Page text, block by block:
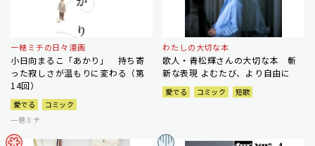
一穂ミチの日々漫画
小日向まるこ「あかり」 持ち寄
った寂しさが温もりに変わる（第
14回）
愛でる
コミック
一穂ミチ
わたしの大切な本
歌人・青松輝さんの大切な本 斬
新な表現 よむたび、より自由に
愛でる コミック 短歌